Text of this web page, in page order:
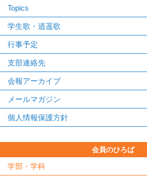
Topics
学生歌・逍遥歌
行事予定
支部連絡先
会報アーカイブ
メールマガジン
個人情報保護方針
会員のひろば
学部・学科